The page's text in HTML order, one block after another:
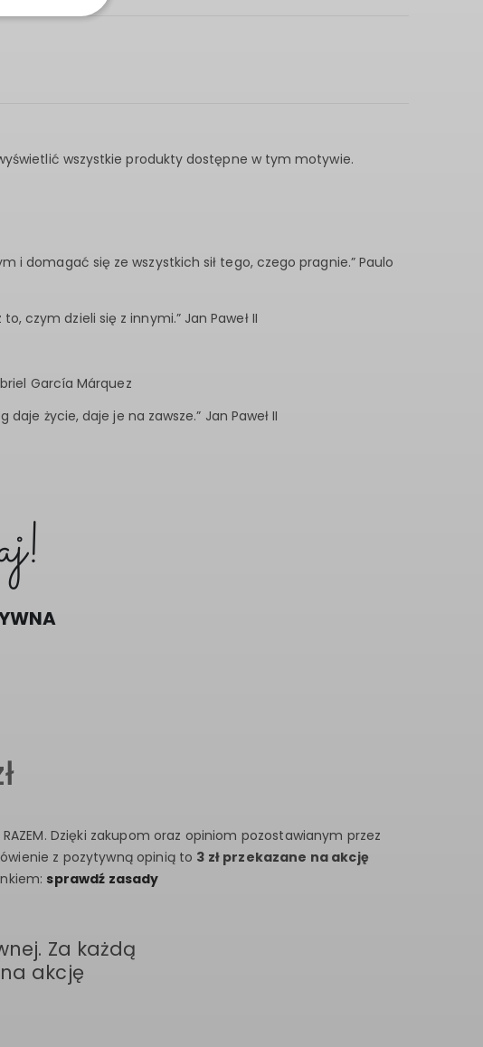
wszystkie produkty dostępne w tym motywie.
i domagać się ze wszystkich sił tego, czego pragnie.” Paulo
czym dzieli się z innymi.” Jan Paweł II
García Márquez
życie, daje je na zawsze.” Jan Paweł II
Dzięki zakupom oraz opiniom pozostawianym przez
z pozytywną opinią to 3 zł przekazane na akcję
sprawdź zasady
Za każdą
na akcję